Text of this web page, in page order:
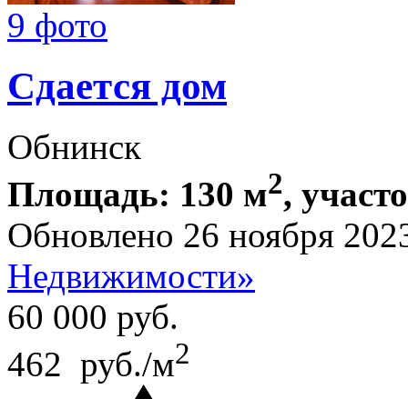
9 фото
Сдается дом
Обнинск
Площадь: 130 м2,
Обновлено 26 ноября
Недвижимости»
60 000 руб.
462 руб./м2